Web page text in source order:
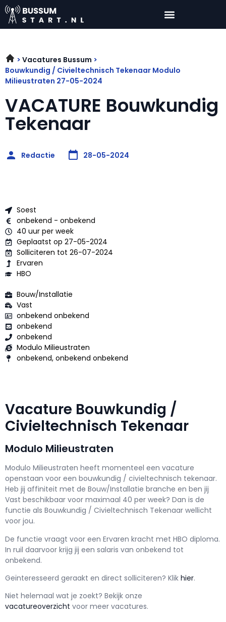
Vacatures Bussum
Bouwkundig / Civieltechnisch Tekenaar Modulo
Milieustraten 27-05-2024
VACATURE Bouwkundig
Tekenaar
Redactie 28-05-2024
Soest
onbekend - onbekend
40 uur per week
Geplaatst op 27-05-2024
Solliciteren tot 26-07-2024
Ervaren
HBO
Bouw/Installatie
Vast
onbekend onbekend
onbekend
onbekend
Modulo Milieustraten
onbekend, onbekend onbekend
Vacature Bouwkundig /
Civieltechnisch Tekenaar
Modulo Milieustraten
Modulo Milieustraten heeft momenteel een vacature
openstaan voor een bouwkundig / civieltechnisch tekenaar.
Heb jij affiniteit met de Bouw/Installatie branche en ben jij
Vast beschikbaar voor maximaal 40 per week? Dan is de
functie als Bouwkundig / Civieltechnisch Tekenaar wellicht
voor jou.
De functie vraagt voor een Ervaren kracht met HBO diploma.
In ruil daarvoor krijg jij een salaris van onbekend tot
onbekend.
Geïnteresseerd geraakt en direct solliciteren? Klik hier.
Niet helemaal wat je zoekt? Bekijk onze
vacatureoverzicht voor meer vacatures.